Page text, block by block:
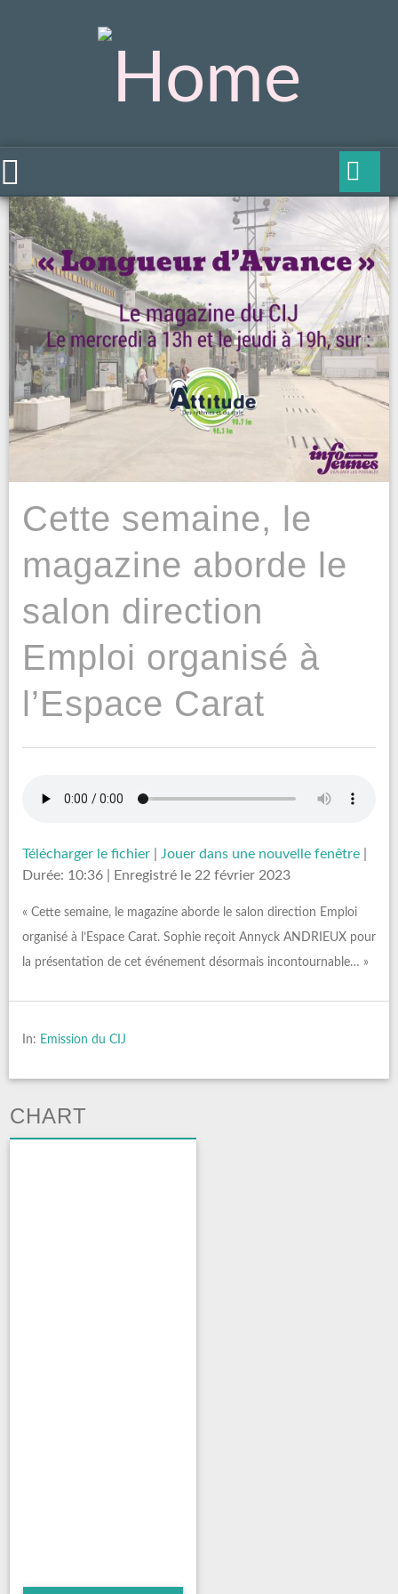
Cette semaine, le
magazine aborde le
salon direction
Emploi organisé à
l’Espace Carat
Télécharger le fichier Jouer dans une nouvelle fenêtre
Durée: 10:36
Enregistré le 22 février 2023
« Cette semaine, le magazine aborde le salon direction Emploi
organisé à l’Espace Carat. Sophie reçoit Annyck ANDRIEUX pour
la présentation de cet événement désormais incontournable… »
In: Emission du CIJ
CHART